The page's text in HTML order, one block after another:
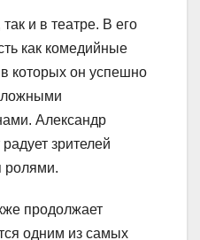
и в театре. В его
как комедийные
которых он успешно
Александр
зрителей
продолжает
одним из самых